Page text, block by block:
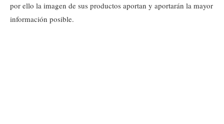
por ello la imagen de sus productos aportan y aportarán la mayor
información posible.